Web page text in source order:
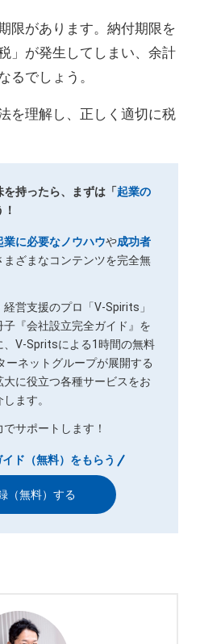
限があります。納付期限を
」が発生してしまい、余計
るでしょう。
を理解し、正しく適切に税
を持ったら、まずは「起業の
業に必要なノウハウや成功者
まざまなコンテンツを完全無
営支援のプロ「V-Spirits」
『会社設立完全ガイド』を
、V-Spritsによる1時間の無料
ーネットグループが展開する
に役立つ各種サービスをお
ます。
サポートします！
ド（無料）をもらう
（無料）する